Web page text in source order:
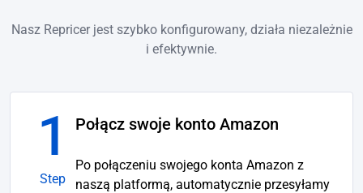
Nasz Repricer jest szybko konfigurowany, działa niezależnie
i efektywnie.
1
Step
Połącz swoje konto Amazon
Po połączeniu swojego konta Amazon z
naszą platformą, automatycznie przesyłamy